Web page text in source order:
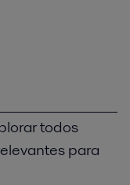
todos
para